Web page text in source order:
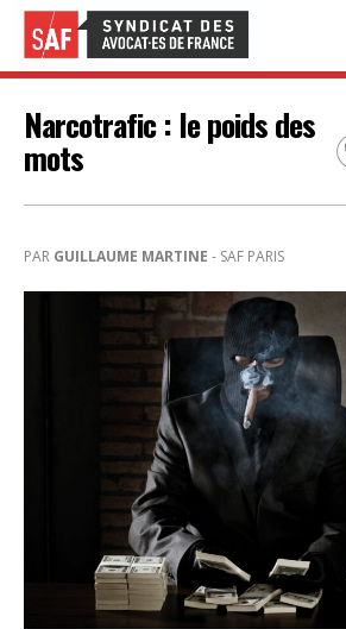
Narcotrafic : le poids des
mots
PAR GUILLAUME MARTINE - SAF PARIS